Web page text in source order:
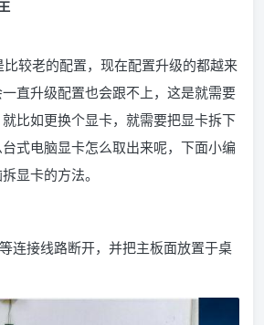
较老的配置，现在配置升级的都越来
直升级配置也会跟不上，这是就需要
比如更换个显卡，就需要把显卡拆下
式电脑显卡怎么取出来呢，下面小编
显卡的方法。
连接线路断开，并把主板面放置于桌